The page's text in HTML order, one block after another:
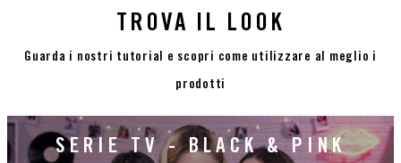
TROVA IL LOOK
Guarda i nostri tutorial e scopri come utilizzare al meglio i
prodotti
SERIE TV - BLACK & PINK